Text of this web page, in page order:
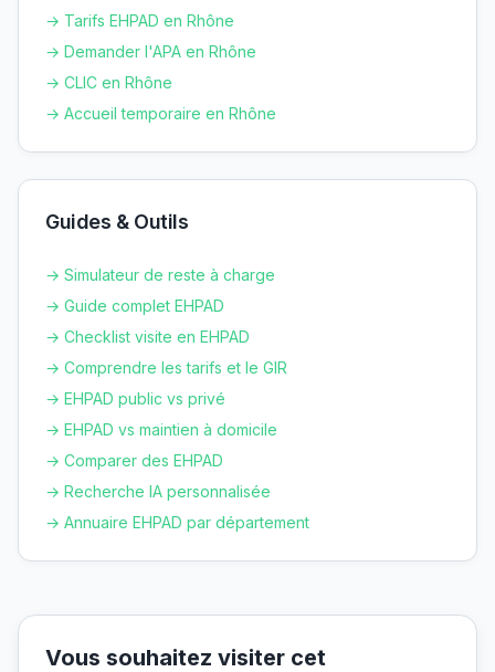
→ Tarifs EHPAD en Rhône
→ Demander l'APA en Rhône
→ CLIC en Rhône
→ Accueil temporaire en Rhône
Guides & Outils
→ Simulateur de reste à charge
→ Guide complet EHPAD
→ Checklist visite en EHPAD
→ Comprendre les tarifs et le GIR
→ EHPAD public vs privé
→ EHPAD vs maintien à domicile
→ Comparer des EHPAD
→ Recherche IA personnalisée
→ Annuaire EHPAD par département
Vous souhaitez visiter cet